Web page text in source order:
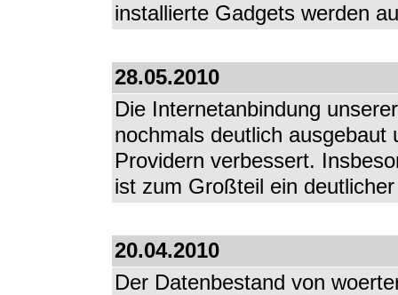
installierte Gadgets werden
28.05.2010
Die Internetanbindung
nochmals deutlich ausgebaut
Providern verbessert.
ist zum Großteil ein
20.04.2010
Der Datenbestand von